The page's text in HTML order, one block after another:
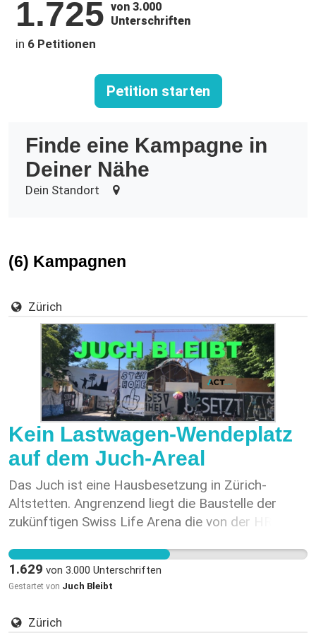
1.725 von 3.000
Unterschriften
in 6 Petitionen
Petition starten
Finde eine Kampagne in
Deiner Nähe
Dein Standort
(6) Kampagnen
Zürich
Kein Lastwagen-Wendeplatz
auf dem Juch-Areal
Das Juch ist eine Hausbesetzung in Zürich-
Altstetten. Angrenzend liegt die Baustelle der
zukünftigen Swiss Life Arena die von der HRS
Besitz der Stadt Zürich und wurde bis im Sommer
2019 von der AOZ als Pilotprojekt für das neue
bis zur Besetzung am 31. Oktober 2019. Auf dem
1.629 von 3.000 Unterschriften
Gestartet von Juch Bleibt
Zürich